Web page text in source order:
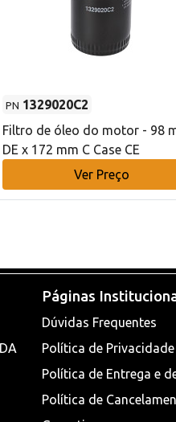
PN 1329020C2
Filtro de óleo do motor - 98
DE x 172 mm C Case CE
Ver Preço
Páginas
Dúvidas Frequentes
Política de Privacidade
Política de Entrega e
Política de